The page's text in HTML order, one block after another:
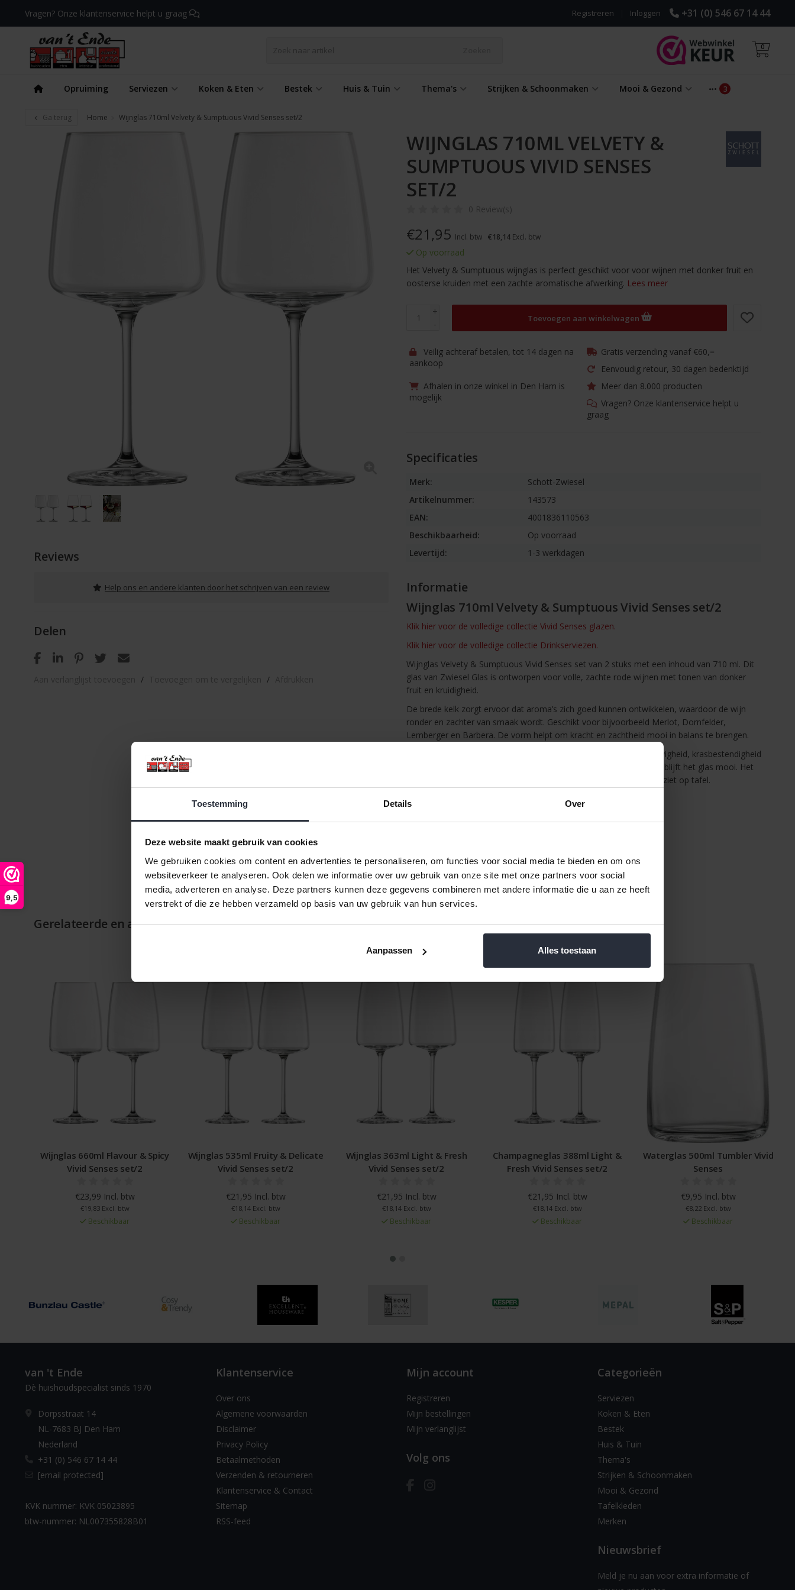
Toestemming Details Over
Deze website maakt gebruik van cookies
We gebruiken cookies om content en advertenties te personaliseren, om functies voor social media te bieden en om ons
websiteverkeer te analyseren. Ook delen we informatie over uw gebruik van onze site met onze partners voor social
media, adverteren en analyse. Deze partners kunnen deze gegevens combineren met andere informatie die u aan ze heeft
verstrekt of die ze hebben verzameld op basis van uw gebruik van hun services.
Aanpassen Alles toestaan
9,5
Vragen? Onze klantenservice helpt u graag +31 (0) 546 67 14 44
Inloggen
Registreren
0
Opruiming Serviezen Koken & Eten Bestek Huis & Tuin Thema's Strijken & Schoonmaken Mooi & Gezond
Ga terug Home Wijnglas 710ml Velvety & Sumptuous Vivid Senses set/2
Reviews
Help ons en andere klanten door het schrijven van een review
Delen
/ /
WIJNGLAS 710ML VELVETY &
SUMPTUOUS VIVID SENSES
SET/2
0 Review(s)
€21,95 Incl. btw €18,14 Excl. btw
Op voorraad
Het Velvety & Sumptuous wijnglas is perfect geschikt voor voor wijnen met donker fruit en
oosterse kruiden met een zachte aromatische afwerking. Lees meer
+
-
Toevoegen aan winkelwagen
Veilig achteraf betalen, tot 14 dagen na
aankoop
Gratis verzending vanaf €60,=
Eenvoudig retour, 30 dagen bedenktijd
Afhalen in onze winkel in Den Ham is
mogelijk
Meer dan 8.000 producten
Vragen? Onze klantenservice helpt u
graag
Specificaties
Merk:
Schott-Zwiesel
Artikelnummer:
143573
EAN:
4001836110563
Beschikbaarheid:
Op voorraad
Levertijd:
1-3 werkdagen
Informatie
Wijnglas 710ml Velvety & Sumptuous Vivid Senses set/2
Klik hier voor de volledige collectie Vivid Senses glazen.
Klik hier voor de volledige collectie Drinkserviezen.
Wijnglas Velvety & Sumptuous Vivid Senses set van 2 stuks met een inhoud van 710 ml. Dit
glas van Zwiesel Glas is ontworpen voor volle, zachte rode wijnen met tonen van donker
fruit en kruidigheid.
De brede kelk zorgt ervoor dat aroma’s zich goed kunnen ontwikkelen, waardoor de wijn
ronder en zachter van smaak wordt. Geschikt voor bijvoorbeeld Merlot, Dornfelder,
Lemberger en Barbera. De vorm helpt om kracht en zachtheid mooi in balans te brengen.
Het glas is gemaakt van Tritan kristalglas, wat zorgt voor extra stevigheid, krasbestendigheid
en blijvende helderheid. Ook bij veelvuldig gebruik in de vaatwasser blijft het glas mooi. Het
design is dun en modern, waardoor het prettig drinkt en er strak uitziet op tafel.
Specificaties per glas:
Materiaal: Tritan Kristalglas
Kleur: Transparant
Gerelateerde en alternatieve producten
Wijnglas 660ml Flavour & Spicy
Vivid Senses set/2
€23,99 Incl. btw
€19,83 Excl. btw
Beschikbaar
Wijnglas 535ml Fruity & Delicate
Vivid Senses set/2
€21,95 Incl. btw
€18,14 Excl. btw
Beschikbaar
Wijnglas 363ml Light & Fresh
Vivid Senses set/2
€21,95 Incl. btw
€18,14 Excl. btw
Beschikbaar
Champagneglas 388ml Light &
Fresh Vivid Senses set/2
€21,95 Incl. btw
€18,14 Excl. btw
Beschikbaar
Waterglas 500ml Tumbler Vivid
Senses
€9,95 Incl. btw
€8,22 Excl. btw
Beschikbaar
van 't Ende
Dè huishoudspecialist sinds 1970
Dorpsstraat 14
NL-7683 BJ Den Ham
Nederland
+31 (0) 546 67 14 44
[email protected]
KVK nummer: KVK 05023895
btw-nummer: NL007355828B01
Klantenservice
Over ons
Algemene voorwaarden
Disclaimer
Privacy Policy
Betaalmethoden
Verzenden & retourneren
Klantenservice & Contact
Sitemap
RSS-feed
Mijn account
Registreren
Mijn bestellingen
Mijn verlanglijst
Volg ons
Categorieën
Serviezen
Koken & Eten
Bestek
Huis & Tuin
Thema's
Strijken & Schoonmaken
Mooi & Gezond
Tafelkleden
Merken
Nieuwsbrief
Meld je nu aan voor extra informatie of